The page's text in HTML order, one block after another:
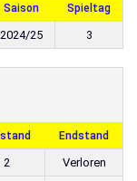
Saison Spieltag
2024/25 3
Endstand
2
Verloren